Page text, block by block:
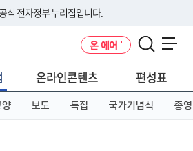
식 전자정부 누리집입니다.
른 도메인 주소를 사용하고 있다면 아래 URL에
세요
온 에어
온라인콘텐츠 편성표
보도 특집 국가기념식 종영